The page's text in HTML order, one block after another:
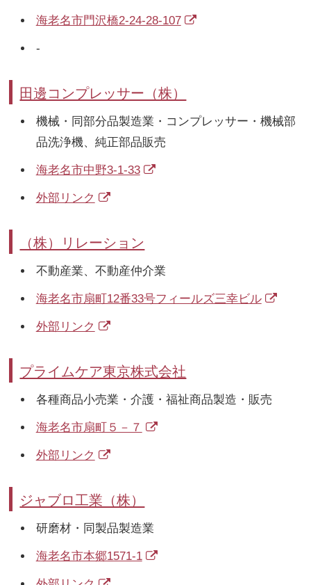
海老名市門沢橋2-24-28-107
-
田邊コンプレッサー（株）
機械・同部分品製造業・コンプレッサー・機械部
品洗浄機、純正部品販売
海老名市中野3-1-33
外部リンク
（株）リレーション
不動産業、不動産仲介業
海老名市扇町12番33号フィールズ三幸ビル
外部リンク
プライムケア東京株式会社
各種商品小売業・介護・福祉商品製造・販売
海老名市扇町５－７
外部リンク
ジャブロ工業（株）
研磨材・同製品製造業
海老名市本郷1571-1